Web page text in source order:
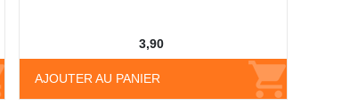
AJOUTER AU PANIER
3,90